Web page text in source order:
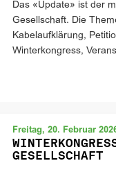
Das «Update» ist der
Gesellschaft. Die
Kabelaufklärung,
Winterkongress,
Freitag, 20. Februar
GESELLSCHAFT